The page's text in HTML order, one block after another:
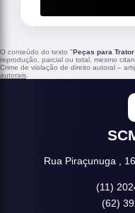
O conteúdo do texto "Peças para
reprodução, parcial ou total, mesmo
Crime de violação de direito autoral –
autorais.
Rua Piraçunuga ,
(11)
(62)